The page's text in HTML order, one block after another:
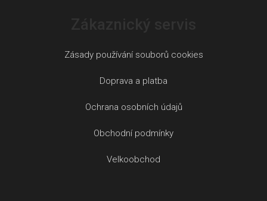
Zásady používání souborů cookies
Doprava a platba
Ochrana osobních údajů
Obchodní podmínky
Velkoobchod